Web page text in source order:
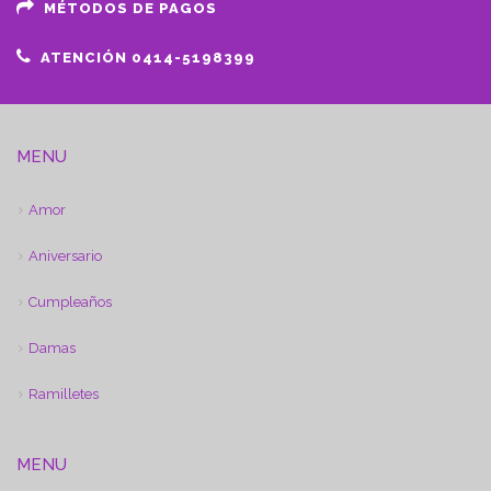
MÉTODOS DE PAGOS
ATENCIÓN 0414-5198399
MENU
Amor
Aniversario
Cumpleaños
Damas
Ramilletes
MENU